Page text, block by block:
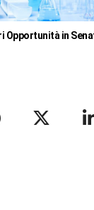
Opportunità in